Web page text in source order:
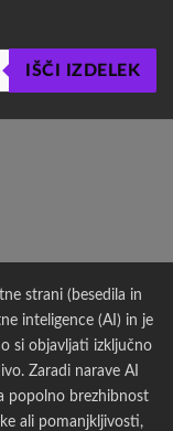
IŠČI IZDELEK
strani (besedila in
inteligence (AI) in je
si objavljati izključno
Zaradi narave AI
popolno brezhibnost
ali pomanjkljivosti,